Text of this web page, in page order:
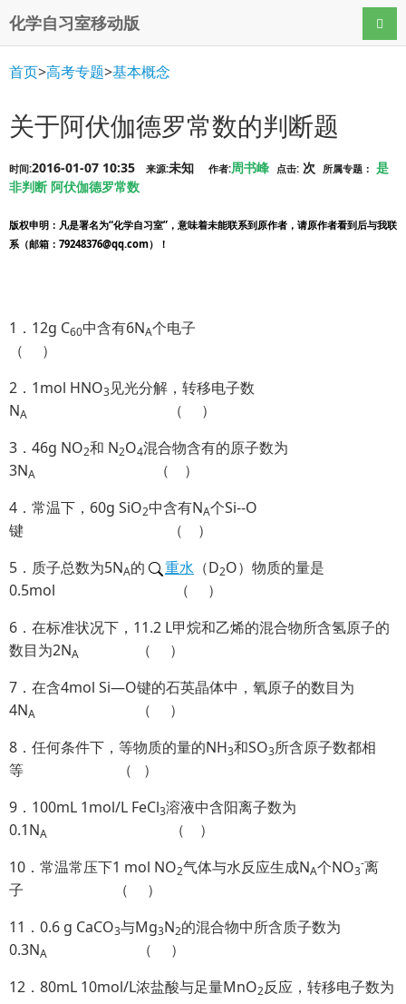
化学自习室移动版 导航
首页>高考专题>基本概念
关于阿伏伽德罗常数的判断题
时间:2016-01-07 10:35 来源:未知 作者:周书峰 点击: 次 所属专题： 是
非判断 阿伏伽德罗常数
版权申明 ：凡是署名为“化学自习室”，意味着未能联系到原作者，请原作者看到后与我联
系（邮箱：79248376@qq.com）！
1．12g C60中含有6NA个电子
（ ）
2．1mol HNO3见光分解，转移电子数
NA
（ ）
3．46g NO2和 N2O4混合物含有的原子数为
3NA
（ ）
4．常温下，60g SiO2中含有NA个Si--O
键 （ ）
5．质子总数为5NA的 重水 （D2O）物质的量是
0.5mol （ ）
6．在标准状况下，11.2 L甲烷和乙烯的混合物所含氢原子的
数目为2NA
（ ）
7．在含4mol Si—O键的石英晶体中，氧原子的数目为
4NA
（ ）
8．任何条件下，等物质的量的NH3和SO3所含原子数都相
等 （ ）
9．100mL 1mol/L FeCl3溶液中含阳离子数为
0.1NA
（ ）
10．常温常压下1 mol NO2气体与水反应生成NA个NO3
-离
子 （ ）
11．0.6 g CaCO3与Mg3N2的混合物中所含质子数为
0.3NA
（ ）
12．80mL 10mol/L浓盐酸与足量MnO2反应，转移电子数为